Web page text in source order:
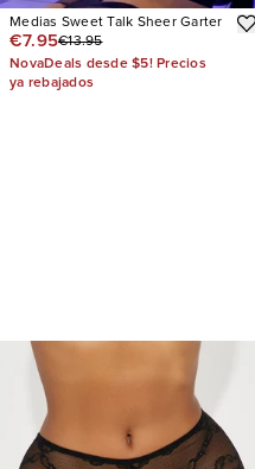
Medias Sweet Talk Sheer Garter
€7.95€13.95
NovaDeals desde $5! Precios
ya rebajados